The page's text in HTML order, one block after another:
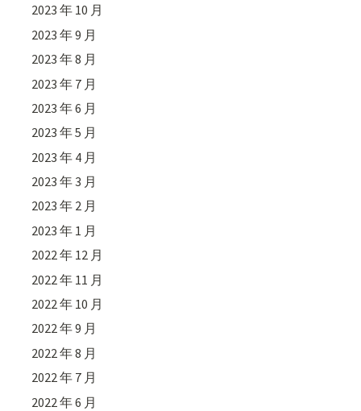
2023 年 10 月
2023 年 9 月
2023 年 8 月
2023 年 7 月
2023 年 6 月
2023 年 5 月
2023 年 4 月
2023 年 3 月
2023 年 2 月
2023 年 1 月
2022 年 12 月
2022 年 11 月
2022 年 10 月
2022 年 9 月
2022 年 8 月
2022 年 7 月
2022 年 6 月